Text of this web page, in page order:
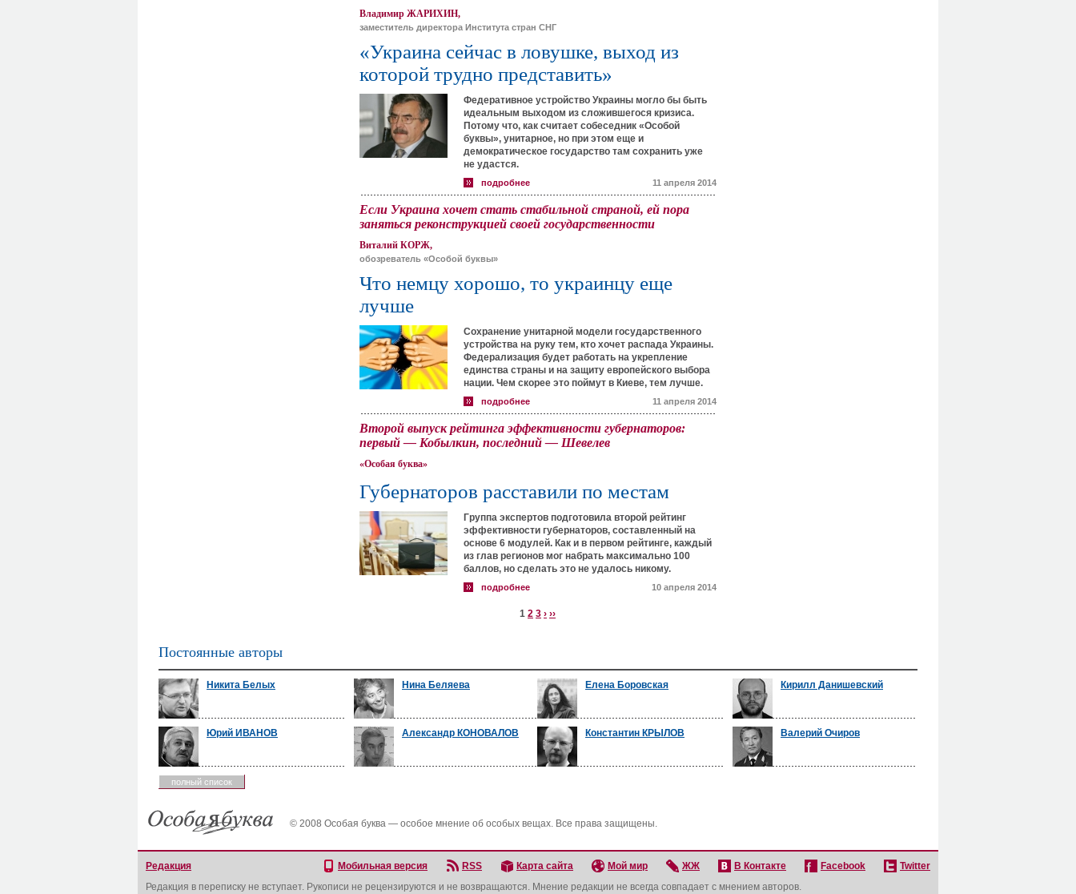
Владимир ЖАРИХИН,
заместитель директора Института стран СНГ
«Украина сейчас в ловушке, выход из
которой трудно представить»
Федеративное устройство Украины могло бы быть
идеальным выходом из сложившегося кризиса.
Потому что, как считает собеседник «Особой
буквы», унитарное, но при этом еще и
демократическое государство там сохранить уже
не удастся.
подробнее 11 апреля 2014
Если Украина хочет стать стабильной страной, ей пора
заняться реконструкцией своей государственности
Виталий КОРЖ,
обозреватель «Особой буквы»
Что немцу хорошо, то украинцу еще
лучше
Сохранение унитарной модели государственного
устройства на руку тем, кто хочет распада Украины.
Федерализация будет работать на укрепление
единства страны и на защиту европейского выбора
нации. Чем скорее это поймут в Киеве, тем лучше.
подробнее 11 апреля 2014
Второй выпуск рейтинга эффективности губернаторов:
первый — Кобылкин, последний — Шевелев
«Особая буква»
Губернаторов расставили по местам
Группа экспертов подготовила второй рейтинг
эффективности губернаторов, составленный на
основе 6 модулей. Как и в первом рейтинге, каждый
из глав регионов мог набрать максимально 100
баллов, но сделать это не удалось никому.
подробнее 10 апреля 2014
1 2 3 › ››
Постоянные авторы
Никита Белых Нина Беляева Елена Боровская Кирилл Данишевский
Юрий ИВАНОВ Александр КОНОВАЛОВ Константин КРЫЛОВ Валерий Очиров
полный список
© 2008 Особая буква — особое мнение об особых вещах. Все права защищены.
Редакция Мобильная версия RSS Карта сайта Мой мир ЖЖ В Контакте Facebook
Twitter
Редакция в переписку не вступает. Рукописи не рецензируются и не возвращаются. Мнение редакции не всегда совпадает с мнением авторов.